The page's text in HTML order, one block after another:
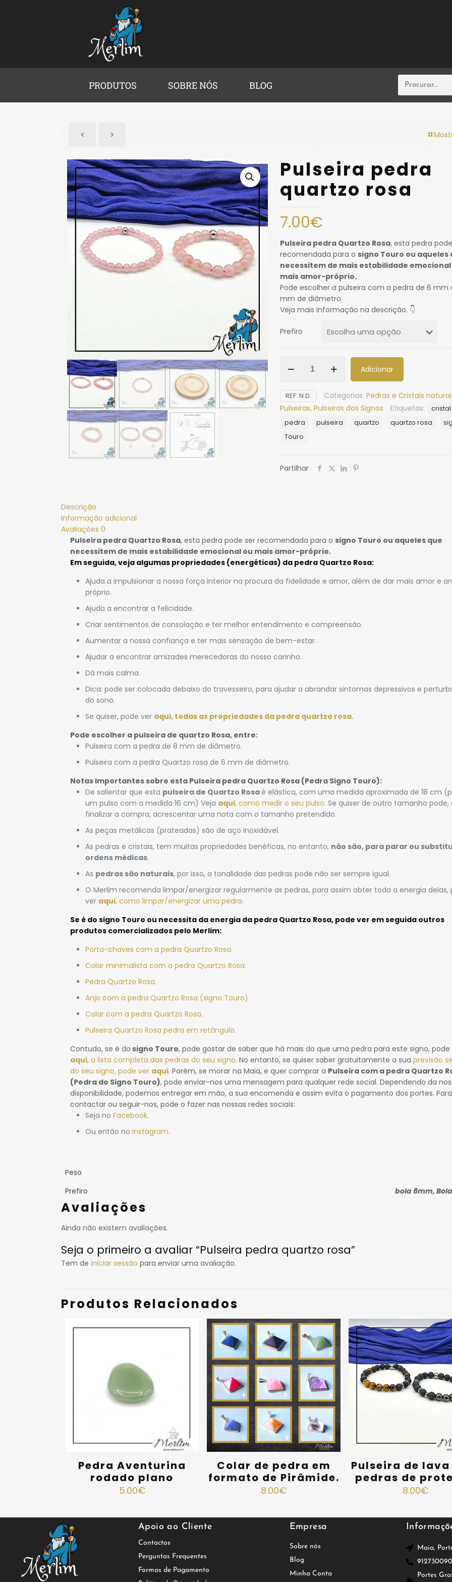
PRODUTOS SOBRE NÓS BLOG
Pulseira pedra
quartzo rosa
7.00€
Pulseira pedra Quartzo Rosa, esta pedra
recomendada para o signo Touro ou aqueles
necessitem de mais estabilidade emocional
mais amor-próprio.
Pode escolher a pulseira com a pedra de 6 mm
mm de diâmetro.
Veja mais informação na descrição. 👇
Prefiro
Adicionar
REF: N.D. Categorias: Pedras e Cristais
Pulseiras, Pulseiras dos Signos Etiquetas:
cristal
pedra
pulseira quartzo quartzo rosa
Touro
Partilhar
Descrição
Informação adicional
Avaliações 0
Pulseira pedra Quartzo Rosa, esta pedra pode ser recomendada para o signo Touro ou aqueles que
necessitem de mais estabilidade emocional ou mais amor-próprio.
Em seguida, veja algumas propriedades (energéticas) da pedra Quartzo Rosa:
Ajuda a impulsionar a nossa força interior na procura da fidelidade e amor, além de dar mais amor e
próprio.
Ajuda a encontrar a felicidade.
Criar sentimentos de consolação e ter melhor entendimento e compreensão.
Aumentar a nossa confiança e ter mais sensação de bem-estar.
Ajudar a encontrar amizades merecedoras do nosso carinho.
Dá mais calma.
Dica: pode ser colocada debaixo do travesseiro, para ajudar a abrandar sintomas depressivos e
do sono.
Se quiser, pode ver aqui, todas as propriedades da pedra quartzo rosa.
Pode escolher a pulseira de quartzo Rosa, entre:
Pulseira com a pedra de 8 mm de diâmetro.
Pulseira com a pedra Quartzo rosa de 6 mm de diâmetro.
Notas Importantes sobre esta Pulseira pedra Quartzo Rosa (Pedra Signo Touro):
De salientar que esta pulseira de Quartzo Rosaé elástica, com uma medida aproximada de 18 cm
um pulso com a medida 16 cm) Veja aqui, como medir o seu pulso. Se quiser de outro tamanho pode,
finalizar a compra, acrescentar uma nota com o tamanho pretendido.
As peças metálicas (prateadas) são de aço inoxidável.
As pedras e cristais, tem muitas propriedades benéficas, no entanto, não são, para parar ou
ordens médicas.
As pedras são naturais, por isso, a tonalidade das pedras pode não ser sempre igual.
O Merlim recomenda limpar/energizar regularmente as pedras, para assim obter toda a energia delas,
ver aqui, como limpar/energizar uma pedra.
Se é dosigno Touro ou necessita da energia da pedra Quartzo Rosa, pode ver em seguida outros
produtos comercializados pelo Merlim:
Porta-chaves com a pedra Quartzo Rosa.
Colar minimalista com a pedra Quartzo Rosa.
Pedra Quartzo Rosa.
Anjo com a pedra Quartzo Rosa (signo Touro).
Colar com a pedra Quartzo Rosa.
Pulseira Quartzo Rosa pedra em retângulo.
Contudo, se é do signo Touro, pode gostar de saber que há mais do que uma pedra para este signo, pode
aqui, a lista completa das pedras do seu signo. No entanto, se quiser saber gratuitamente a sua previsão
do seu signo, pode ver aqui. Porém, se morar na Maia, e quer comprar a Pulseira com a pedra Quartzo
(Pedra do Signo Touro), pode enviar-nos uma mensagem para qualquer rede social. Dependendo da
disponibilidade, podemos entregar em mão, a sua encomenda e assim evita o pagamento dos portes.
contactar ou seguir-nos, pode o fazer nas nossas redes sociais:
Seja noFacebook.
Ou então noInstagram.
Peso
Prefiro
bola 8mm,
Avaliações
Ainda não existem avaliações.
Seja o primeiro a avaliar “Pulseira pedra quartzo rosa”
Tem de iniciar sessão para enviar uma avaliação.
Produtos Relacionados
Pedra Aventurina
rodado plano
5.00€
Colar de pedra em
formato de Pirâmide.
8.00€
Pulseira de lava
pedras de
8.00€
Apoio ao Cliente Empresa
Contactos
Perguntas Frequentes
Formas de Pagamento
Sobre nós
Blog
Minha Conta
Maia,
912730090
Portes